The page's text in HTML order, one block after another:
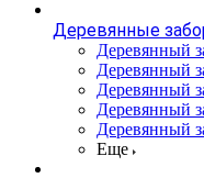
Деревянные
Деревянный
Деревянный
Деревянный
Деревянный
Деревянный
Еще